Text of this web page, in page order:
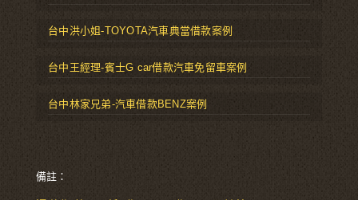
台中洪小姐-TOYOTA汽車典當借款案例
台中王經理-賓士G car借款汽車免留車案例
台中林家兄弟-汽車借款BENZ案例
備註：